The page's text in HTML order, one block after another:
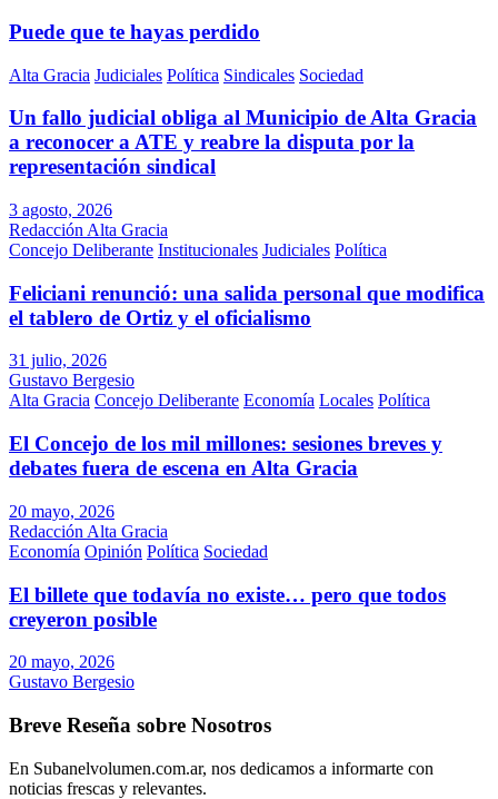
Puede que te hayas perdido
Alta Gracia Judiciales Política Sindicales Sociedad
Un fallo judicial obliga al Municipio de Alta Gracia
a reconocer a ATE y reabre la disputa por la
representación sindical
3 agosto, 2026
Redacción Alta Gracia
Concejo Deliberante Institucionales Judiciales Política
Feliciani renunció: una salida personal que modifica
el tablero de Ortiz y el oficialismo
31 julio, 2026
Gustavo Bergesio
Alta Gracia Concejo Deliberante Economía Locales Política
El Concejo de los mil millones: sesiones breves y
debates fuera de escena en Alta Gracia
20 mayo, 2026
Redacción Alta Gracia
Economía Opinión Política Sociedad
El billete que todavía no existe… pero que todos
creyeron posible
20 mayo, 2026
Gustavo Bergesio
Breve Reseña sobre Nosotros
En Subanelvolumen.com.ar, nos dedicamos a informarte con
noticias frescas y relevantes.